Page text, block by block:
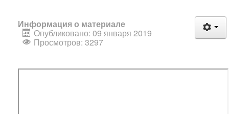
Информация о материале
Опубликовано: 09 января 2019
Просмотров: 3297